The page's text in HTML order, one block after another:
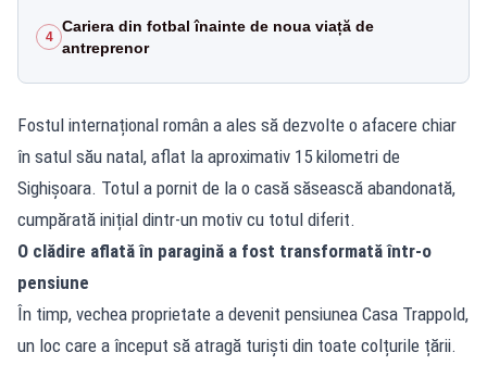
4
Cariera din fotbal înainte de noua viață de
antreprenor
Fostul internațional român a ales să dezvolte o afacere chiar
în satul său natal, aflat la aproximativ 15 kilometri de
Sighișoara. Totul a pornit de la o casă săsească abandonată,
cumpărată inițial dintr-un motiv cu totul diferit.
O clădire aflată în paragină a fost transformată într-o
pensiune
În timp, vechea proprietate a devenit pensiunea Casa Trappold,
un loc care a început să atragă turiști din toate colțurile țării.